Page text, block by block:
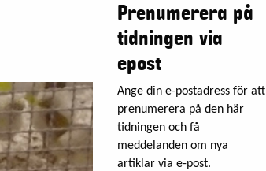
Prenumerera på
tidningen via
epost
Ange din e-postadress för att
prenumerera på den här
tidningen och få
meddelanden om nya
artiklar via e-post.